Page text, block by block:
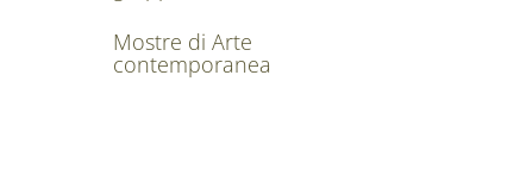
Mostre di Arte
contemporanea